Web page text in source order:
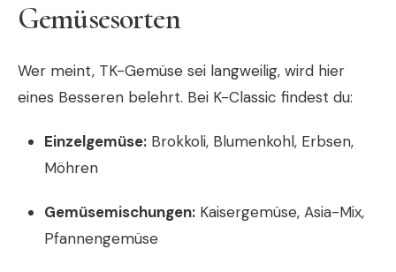
Gemüsesorten
Wer meint, TK-Gemüse sei langweilig, wird hier
eines Besseren belehrt. Bei K-Classic findest du:
Einzelgemüse: Brokkoli, Blumenkohl, Erbsen,
Möhren
Gemüsemischungen: Kaisergemüse, Asia-Mix,
Pfannengemüse